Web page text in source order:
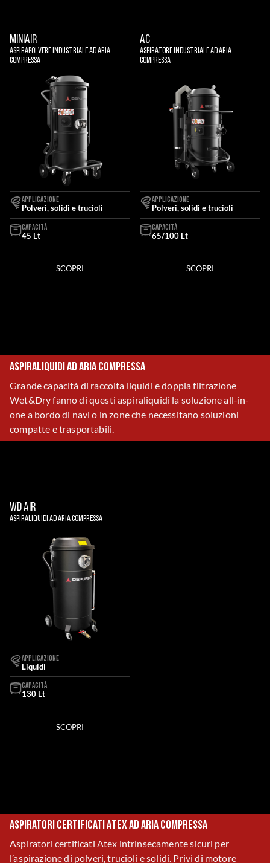
MINIAIR
Aspirapolvere Industriale Ad Aria
Compressa
APPLICAZIONE
Polveri, solidi e trucioli
CAPACITÀ
45 Lt
SCOPRI
AC
Aspiratore Industriale Ad Aria
Compressa
APPLICAZIONE
Polveri, solidi e trucioli
CAPACITÀ
65/100 Lt
SCOPRI
Aspiraliquidi ad aria compressa
Grande capacità di raccolta liquidi e doppia filtrazione
Wet&Dry fanno di questi aspiraliquidi la soluzione all-in-
one a bordo di navi o in zone che necessitano soluzioni
compatte e trasportabili.
WD AIR
Aspiraliquidi Ad Aria Compressa
APPLICAZIONE
Liquidi
CAPACITÀ
130 Lt
SCOPRI
Aspiratori certificati Atex ad aria compressa
Aspiratori certificati Atex intrinsecamente sicuri per
l’aspirazione di polveri, trucioli e solidi. Privi di motore